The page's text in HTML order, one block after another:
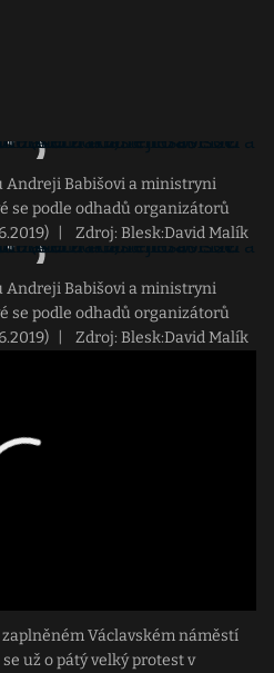
Babišovi a ministryni
se podle odhadů organizátorů
Zdroj: Blesk:David Malík
Babišovi a ministryni
se podle odhadů organizátorů
Zdroj: Blesk:David Malík
Václavském náměstí
už o pátý velký protest v